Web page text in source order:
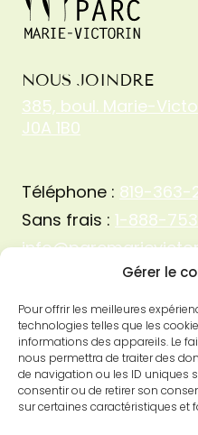
Gérer le
Pour offrir les meilleures
technologies telles que les
informations des appareils. Le
nous permettra de traiter des
de navigation ou les ID uniques
consentir ou de retirer son
sur certaines caractéristiques et
NOUS JOINDRE
385, boul. Marie-
J0A 1B0
Téléphone : 819-363-
Sans frais : 1-888-